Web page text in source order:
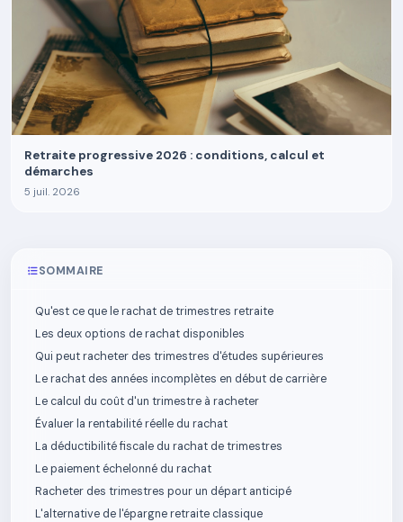
Retraite progressive 2026 : conditions, calcul et
démarches
5 juil. 2026
SOMMAIRE
Qu'est ce que le rachat de trimestres retraite
Les deux options de rachat disponibles
Qui peut racheter des trimestres d'études supérieures
Le rachat des années incomplètes en début de carrière
Le calcul du coût d'un trimestre à racheter
Évaluer la rentabilité réelle du rachat
La déductibilité fiscale du rachat de trimestres
Le paiement échelonné du rachat
Racheter des trimestres pour un départ anticipé
L'alternative de l'épargne retraite classique